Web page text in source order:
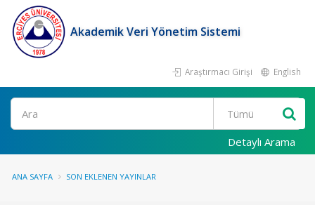
Akademik Veri Yönetim Sistemi
Araştırmacı Girişi English
Ara
Detaylı Arama
ANA SAYFA SON EKLENEN YAYINLAR